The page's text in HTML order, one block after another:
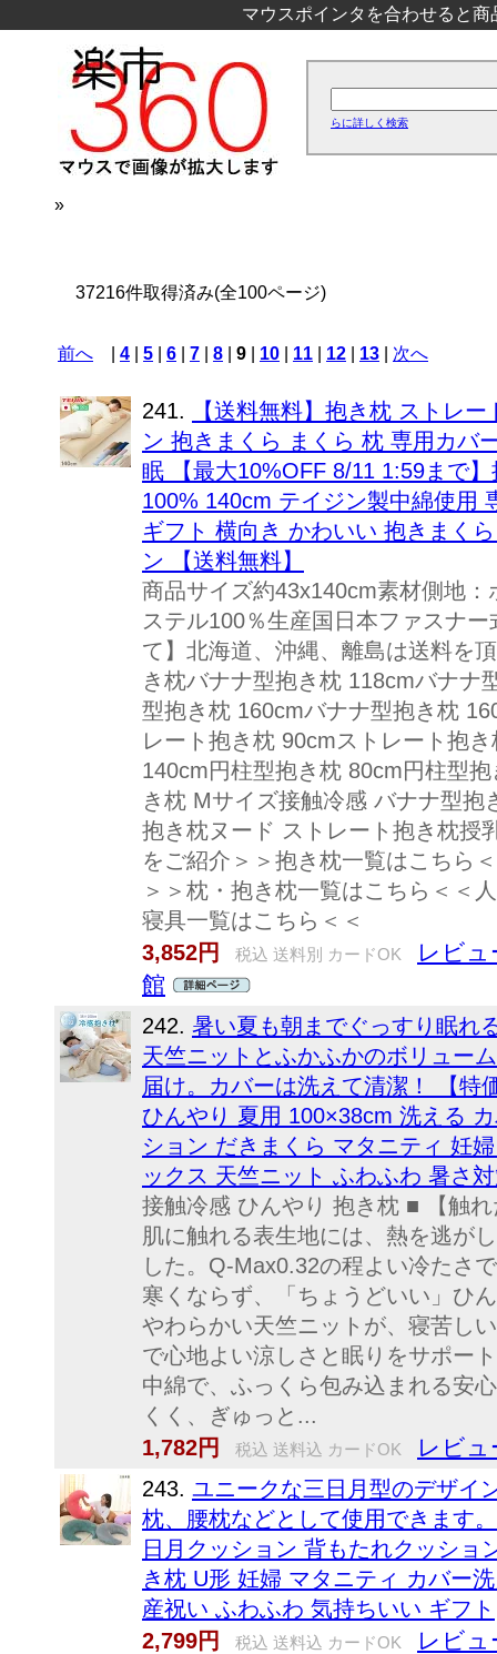
マウスポインタを合わせると
らに詳しく検索
»
37216件取得済み(全100ページ)
前へ 4 5 6 7 8 9 10 11 12 13 次へ
241.
【送料無料】抱き枕 ストレ
ン 抱きまくら まくら 枕 専用カバ
眠 【最大10%OFF 8/11 1:59まで
100% 140cm テイジン製中綿使用
ギフト 横向き かわいい 抱きまく
ン 【送料無料】
商品サイズ約43x140cm素材側地
ステル100％生産国日本ファスナ
て】北海道、沖縄、離島は送料を
き枕バナナ型抱き枕 118cmバナナ
型抱き枕 160cmバナナ型抱き枕
レート抱き枕 90cmストレート抱
140cm円柱型抱き枕 80cm円柱型
き枕 Mサイズ接触冷感 バナナ型
抱き枕ヌード ストレート抱き枕授
をご紹介＞＞抱き枕一覧はこちら
＞＞枕・抱き枕一覧はこちら＜＜
寝具一覧はこちら＜＜
3,852円
税込 送料別 カードOK
レビュ
館
242. 暑い夏も朝までぐっすり眠れ
天竺ニットとふかふかのボリュー
届け。カバーは洗えて清潔！ 【特
ひんやり 夏用 100×38cm 洗える
ション だきまくら マタニティ 妊
ックス 天竺ニット ふわふわ 暑さ
接触冷感 ひんやり 抱き枕 ■ 【触
肌に触れる表生地には、熱を逃が
した。Q-Max0.32の程よい冷たさ
寒くならず、「ちょうどいい」ひ
やわらかい天竺ニットが、寝苦し
で心地よい涼しさと眠りをサポー
中綿で、ふっくら包み込まれる安
くく、ぎゅっと...
1,782円
税込 送料込 カードOK レビュ
243. ユニークな三日月型のデザイ
枕、腰枕などとして使用できます
日月クッション 背もたれクッショ
き枕 U形 妊婦 マタニティ カバー
産祝い ふわふわ 気持ちいい ギフト
2,799円
税込 送料込 カードOK
レビュ